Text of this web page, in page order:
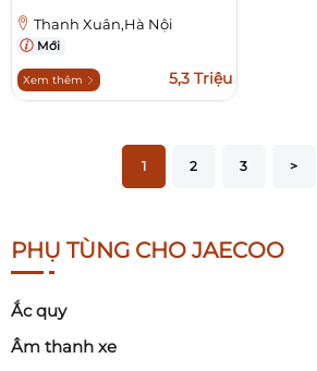
Thanh Xuân,Hà Nội
Mới
Xem thêm 5,3 Triệu
1 2 3 >
PHỤ TÙNG CHO JAECOO
Ắc quy
Âm thanh xe